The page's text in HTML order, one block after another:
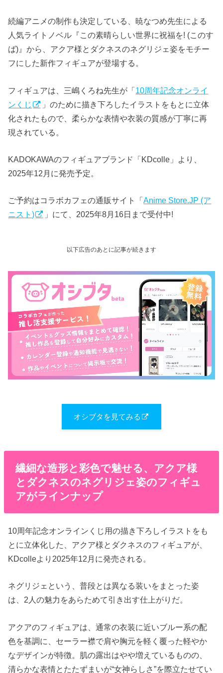
続編アニメの制作も決定している、暁なつめ先生による
人気ライトノベル『この素晴らしい世界に祝福を! (このす
ば)』から、アクア様とダクネスのネグリジェ姿をモチー
フにした新作フィギュアが登場する。
フィギュアは、三嶋くろね先生が「10周年記念オンライ
ンくじ
」のために描き下ろしたイラストをもとに立体
化されたもので、柔らかな表情や衣装の質感が丁寧に再
現されている。
KADOKAWAのフィギュアブランド「KDcolle」より、
2025年12月に発売予定。
ご予約はコラボカフェの通販サイト「Anime Store.JP (ア
ニスト)
」にて、2025年8月16日まで受付中!
以下広告のあとに記事が続きます
オシブタを見てみる
繊細な造形と彩色で魅せる、アクア様
とダクネスのネグリジェ姿のフィギュ
アがラインナップ
10周年記念オンラインくじ用の描き下ろしイラストをも
とに立体化した、アクア様とダクネスのフィギュアが、
KDcolleより2025年12月に発売される。
ネグリジェという、普段とは異なる装いをまとった姿
は、2人の魅力をあらためて引き出す仕上がりだ。
アクアのフィギュアは、通常の衣装に近いブルー系の配
色を基調に、セーラー襟で肩や胸元を軽く覆った軽やか
なデザインが特徴。肌の露出はやや増えているものの、
清らかな表情とたたずまいが“女神らしさ”を際立たせてい